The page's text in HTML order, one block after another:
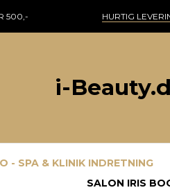
500,- HURTIG
i-
- SPA & KLINIK INDRETNING
SALON IRIS